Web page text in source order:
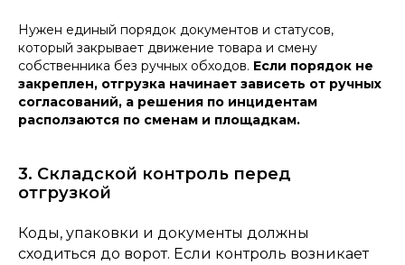
Нужен единый порядок документов и статусов,
который закрывает движение товара и смену
собственника без ручных обходов. Если порядок не
закреплен, отгрузка начинает зависеть от ручных
согласований, а решения по инцидентам
расползаются по сменам и площадкам.
3. Складской контроль перед
отгрузкой
Коды, упаковки и документы должны
сходиться до ворот. Если контроль возникает